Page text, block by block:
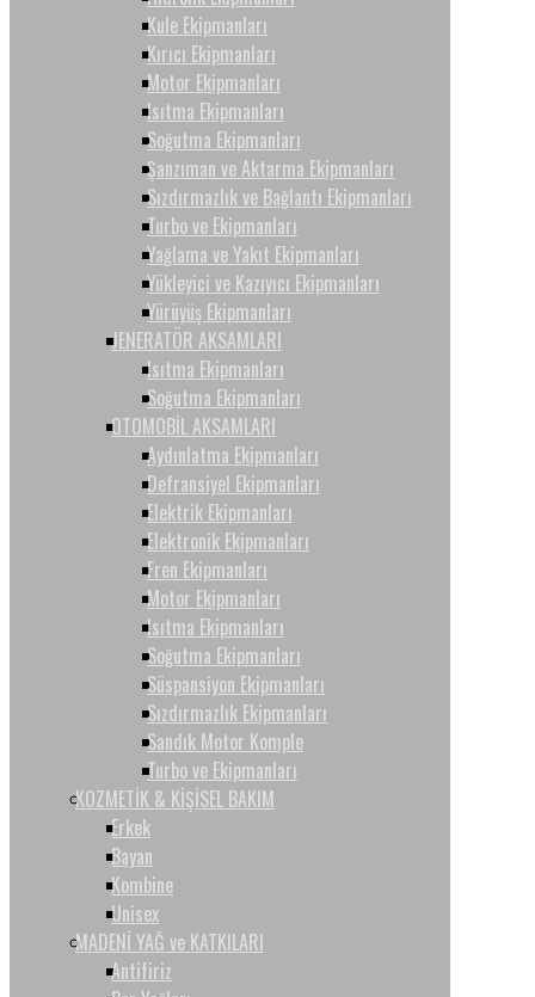
Kule Ekipmanları
Kırıcı Ekipmanları
Motor Ekipmanları
Isıtma Ekipmanları
Soğutma Ekipmanları
Şanzıman ve Aktarma Ekipmanları
Sızdırmazlık ve Bağlantı Ekipmanları
Turbo ve Ekipmanları
Yağlama ve Yakıt Ekipmanları
Yükleyici ve Kazıyıcı Ekipmanları
Yürüyüş Ekipmanları
JENERATÖR AKSAMLARI
Isıtma Ekipmanları
Soğutma Ekipmanları
OTOMOBİL AKSAMLARI
Aydınlatma Ekipmanları
Defransiyel Ekipmanları
Elektrik Ekipmanları
Elektronik Ekipmanları
Fren Ekipmanları
Motor Ekipmanları
Isıtma Ekipmanları
Soğutma Ekipmanları
Süspansiyon Ekipmanları
Sızdırmazlık Ekipmanları
Sandık Motor Komple
Turbo ve Ekipmanları
KOZMETİK & KİŞİSEL BAKIM
Erkek
Bayan
Kombine
Unisex
MADENİ YAĞ ve KATKILARI
Antifiriz